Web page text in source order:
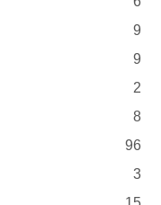
9
9
2
8
96
3